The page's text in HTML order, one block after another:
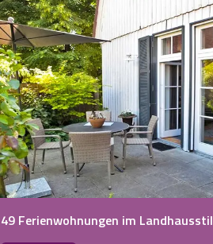
49 Ferienwohnungen im Landhausstil